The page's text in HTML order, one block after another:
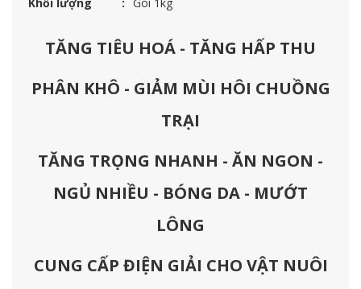
TĂNG TIÊU HOÁ - TĂNG HẤP THU
PHÂN KHÔ - GIẢM MÙI HÔI CHUỒNG
TRẠI
TĂNG TRỌNG NHANH - ĂN NGON -
NGỦ NHIỀU - BÓNG DA - MƯỚT
LÔNG
CUNG CẤP ĐIỆN GIẢI CHO VẬT NUÔI